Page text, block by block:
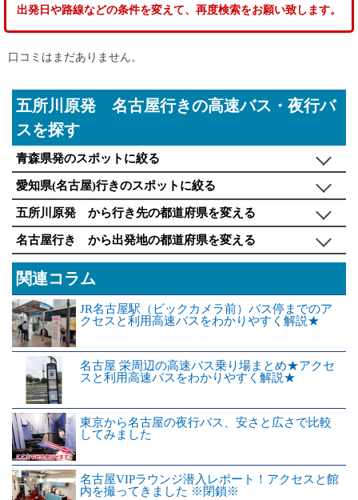
出発日や路線などの条件を変えて、再度検索をお願い致します。
口コミはまだありません。
五所川原発 名古屋行きの高速バス・夜行バ
スを探す
青森県発のスポットに絞る
愛知県(名古屋)行きのスポットに絞る
五所川原発 から行き先の都道府県を変える
名古屋行き から出発地の都道府県を変える
関連コラム
JR名古屋駅（ビックカメラ前）バス停までのア
クセスと利用高速バスをわかりやすく解説★
名古屋 栄周辺の高速バス乗り場まとめ★アクセ
スと利用高速バスをわかりやすく解説★
東京から名古屋の夜行バス、安さと広さで比較
してみました
名古屋VIPラウンジ潜入レポート！アクセスと館
内を撮ってきました ※閉鎖※